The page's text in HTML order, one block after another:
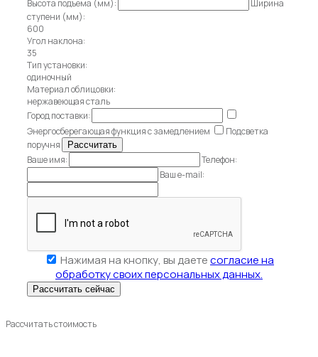
Высота подъема (мм):
Ширина
ступени (мм):
600
Угол наклона:
35
Тип установки:
одиночный
Материал облицовки:
нержавеющая сталь
Город поставки:
Энергосберегающая функция с замедлением
Подсветка
поручня
Ваше имя:
Телефон:
Ваш e-mail:
Нажимая на кнопку, вы даетесогласие на
обработку своих персональных данных.
Рассчитать стоимость